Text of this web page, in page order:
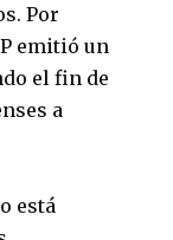
Por
emitió un
el fin de
a
está